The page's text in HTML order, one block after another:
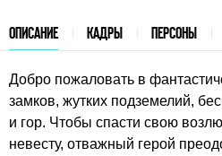
ОПИСАНИЕ КАДРЫ ПЕРСОНЫ
Добро пожаловать в
замков, жутких подземелий,
и гор. Чтобы спасти свою
невесту, отважный герой